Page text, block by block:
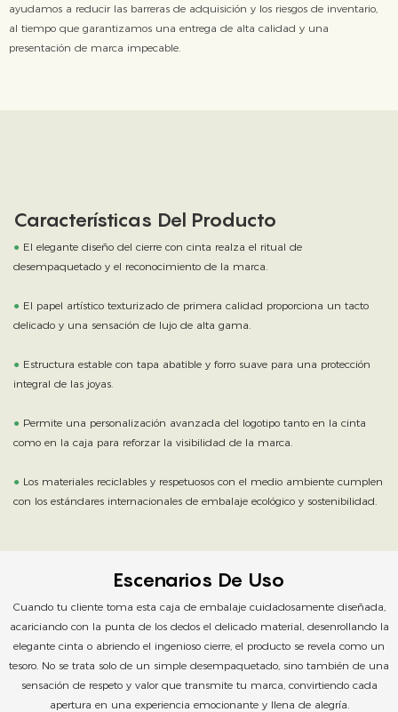
ayudamos a reducir las barreras de adquisición y los riesgos de inventario,
al tiempo que garantizamos una entrega de alta calidad y una
presentación de marca impecable.
Características Del Producto
● El elegante diseño del cierre con cinta realza el ritual de
desempaquetado y el reconocimiento de la marca.
● El papel artístico texturizado de primera calidad proporciona un tacto
delicado y una sensación de lujo de alta gama.
● Estructura estable con tapa abatible y forro suave para una protección
integral de las joyas.
● Permite una personalización avanzada del logotipo tanto en la cinta
como en la caja para reforzar la visibilidad de la marca.
● Los materiales reciclables y respetuosos con el medio ambiente cumplen
con los estándares internacionales de embalaje ecológico y sostenibilidad.
Escenarios De Uso
Cuando tu cliente toma esta caja de embalaje cuidadosamente diseñada,
acariciando con la punta de los dedos el delicado material, desenrollando la
elegante cinta o abriendo el ingenioso cierre, el producto se revela como un
tesoro. No se trata solo de un simple desempaquetado, sino también de una
sensación de respeto y valor que transmite tu marca, convirtiendo cada
apertura en una experiencia emocionante y llena de alegría.